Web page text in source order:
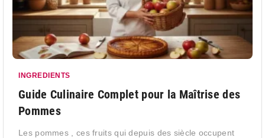
INGREDIENTS
Guide Culinaire Complet pour la Maîtrise des
Pommes
Les pommes , ces fruits qui depuis des siècle occupent